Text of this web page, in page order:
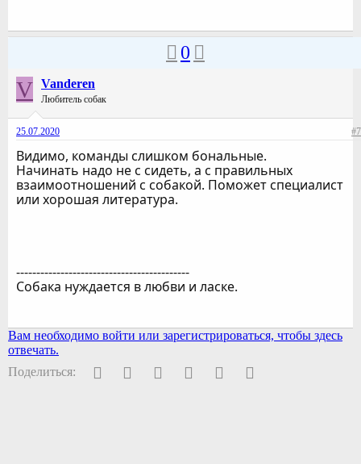
0
V Vanderen
Любитель собак
25.07.2020 #7
Видимо, команды слишком бональные.
Начинать надо не с сидеть, а с правильных
взаимоотношений с собакой. Поможет специалист
или хорошая литература.
-------------------------------------------
Собака нуждается в любви и ласке.
Вам необходимо войти или зарегистрироваться, чтобы здесь
отвечать.
Поделиться:
FacebookTwitter PinterestWhatsAppЭлектронная почта